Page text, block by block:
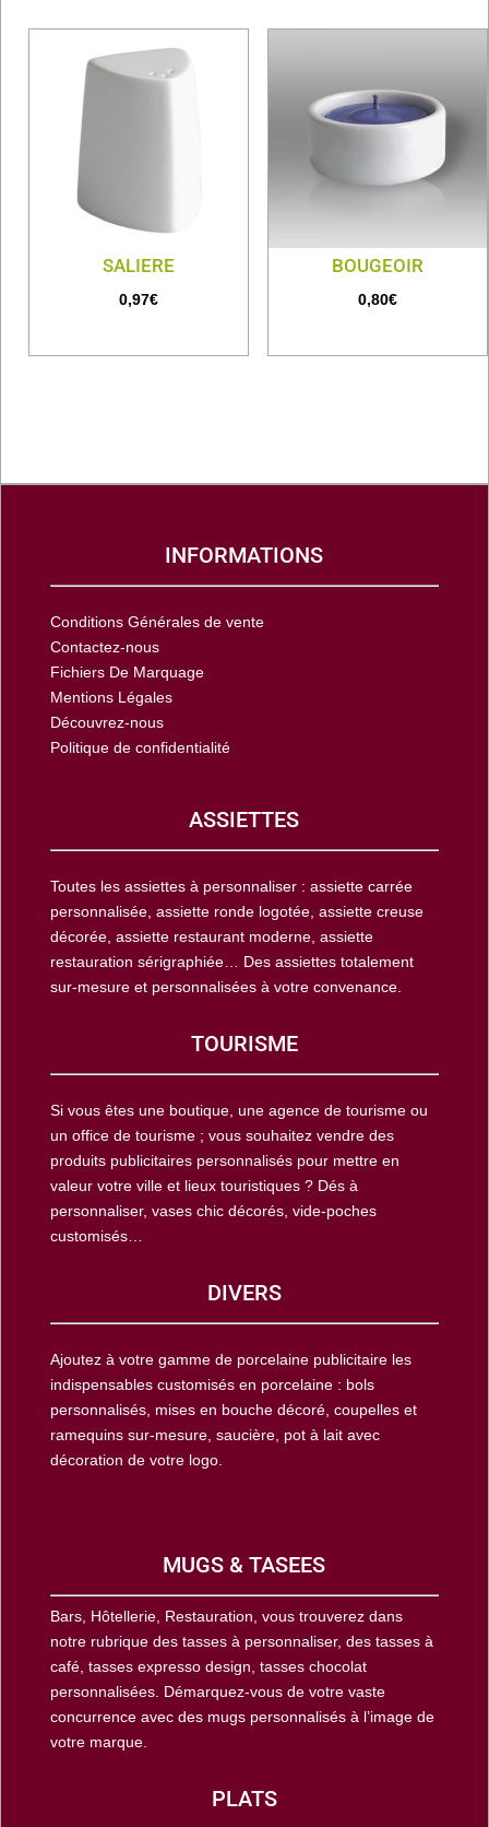
SALIERE
0,97€
BOUGEOIR
0,80€
INFORMATIONS
Conditions Générales de vente
Contactez-nous
Fichiers De Marquage
Mentions Légales
Découvrez-nous
Politique de confidentialité
ASSIETTES
Toutes les assiettes à personnaliser : assiette carrée
personnalisée, assiette ronde logotée, assiette creuse
décorée, assiette restaurant moderne, assiette
restauration sérigraphiée… Des assiettes totalement
sur-mesure et personnalisées à votre convenance.
TOURISME
Si vous êtes une boutique, une agence de tourisme ou
un office de tourisme ; vous souhaitez vendre des
produits publicitaires personnalisés pour mettre en
valeur votre ville et lieux touristiques ? Dés à
personnaliser, vases chic décorés, vide-poches
customisés…
DIVERS
Ajoutez à votre gamme de porcelaine publicitaire les
indispensables customisés en porcelaine : bols
personnalisés, mises en bouche décoré, coupelles et
ramequins sur-mesure, saucière, pot à lait avec
décoration de votre logo.
MUGS & TASEES
Bars, Hôtellerie, Restauration, vous trouverez dans
notre rubrique des tasses à personnaliser, des tasses à
café, tasses expresso design, tasses chocolat
personnalisées. Démarquez-vous de votre vaste
concurrence avec des mugs personnalisés à l’image de
votre marque.
PLATS